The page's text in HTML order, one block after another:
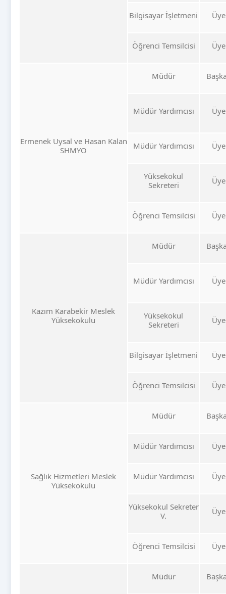
Bilgisayar İşletmeni Üye
Öğrenci Temsilcisi Üye
Ermenek Uysal ve Hasan Kalan
SHMYO
Müdür
Müdür Yardımcısı Üye
Müdür Yardımcısı Üye
Yüksekokul
Sekreteri
Üye
Öğrenci Temsilcisi Üye
Kazım Karabekir Meslek
Yüksekokulu
Müdür
Müdür Yardımcısı Üye
Yüksekokul
Sekreteri
Üye
Bilgisayar İşletmeni Üye
Öğrenci Temsilcisi Üye
Sağlık Hizmetleri Meslek
Yüksekokulu
Müdür
Müdür Yardımcısı Üye
Müdür Yardımcısı Üye
Yüksekokul Sekreter
V.
Üye
Öğrenci Temsilcisi Üye
Müdür